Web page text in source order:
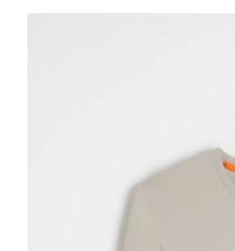
Polityka prywatności